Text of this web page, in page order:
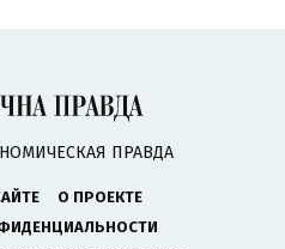
ПРАВДА
О ПРОЕКТЕ